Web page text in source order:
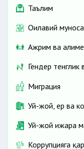
Таълим
Оилавий
Ажрим ва
Гендер
Миграция
Уй-жой, ер ва
Уй-жой ижара
Коррупцияга